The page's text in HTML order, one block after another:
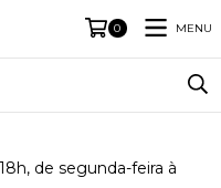
0 MENU
de segunda-feira à